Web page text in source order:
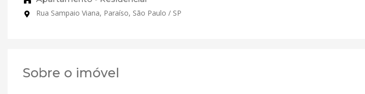
Rua Sampaio Viana, Paraíso, São Paulo / SP
Sobre o imóvel